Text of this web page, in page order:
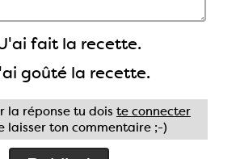
fait la recette.
goûté la recette.
la réponse tu dois te connecter
laisser ton commentaire ;-)